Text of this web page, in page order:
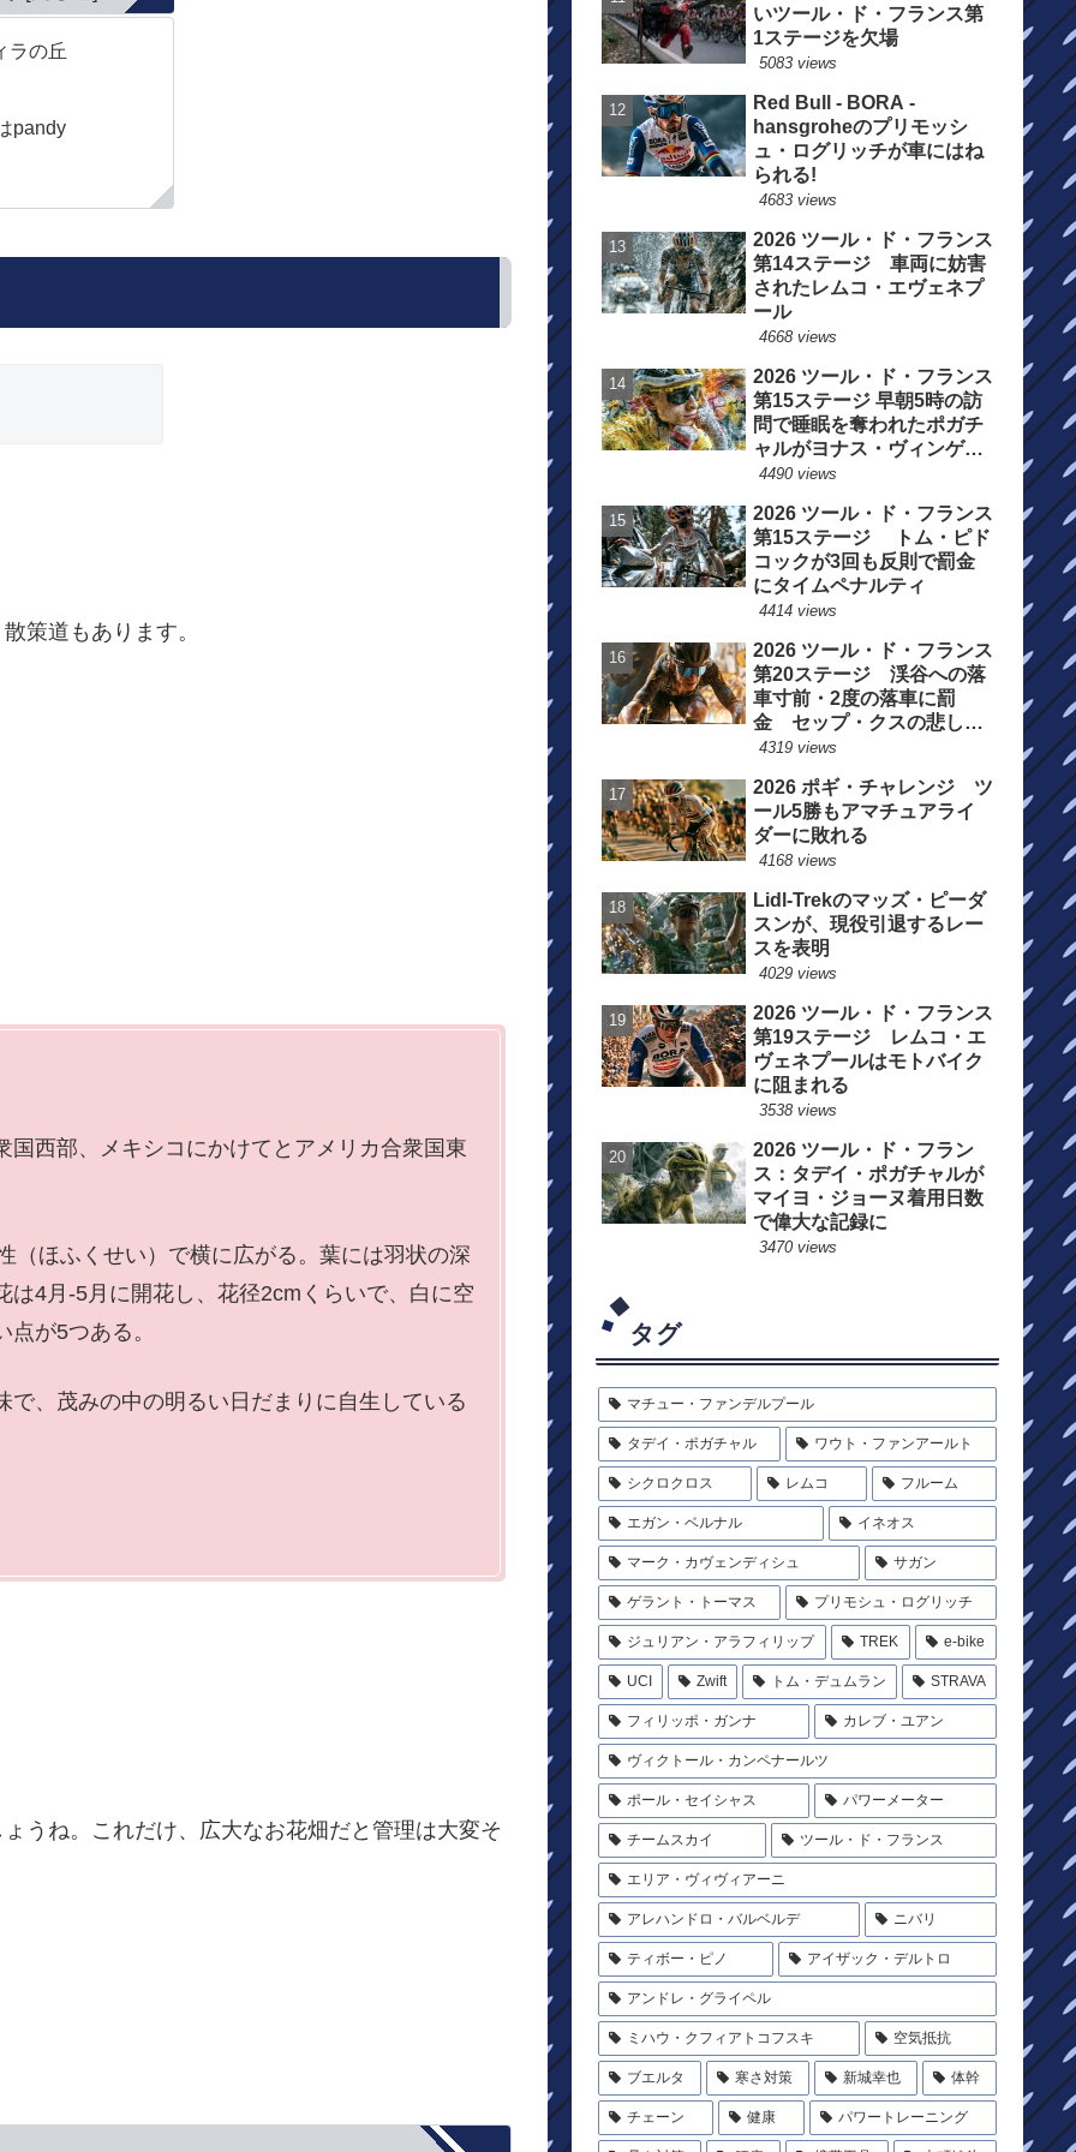
ラの丘
pandy
策道もあります。
西部、メキシコにかけてとアメリカ合衆国東
（ほふくせい）で横に広がる。葉には羽状の深
4月-5月に開花し、花径2cmくらいで、白に空
が5つある。
で、茂みの中の明るい日だまりに自生している
うね。これだけ、広大なお花畑だと管理は大変そ
いツール・ド・フランス第
1ステージを欠場
5083 views
Red Bull - BORA -
hansgroheのプリモッシ
ュ・ログリッチが車にはね
られる!
4683 views
2026 ツール・ド・フランス
第14ステージ 車両に妨害
されたレムコ・エヴェネプ
ール
4668 views
2026 ツール・ド・フランス
第15ステージ 早朝5時の訪
問で睡眠を奪われたポガチ
ャルがヨナス・ヴィンゲゴ
ーの離脱を惜しむ
4490 views
2026 ツール・ド・フランス
第15ステージ トム・ピド
コックが3回も反則で罰金
にタイムペナルティ
4414 views
2026 ツール・ド・フランス
第20ステージ 渓谷への落
車寸前・2度の落車に罰
金 セップ・クスの悲しい
一日
4319 views
2026 ポギ・チャレンジ ツ
ール5勝もアマチュアライ
ダーに敗れる
4168 views
Lidl-Trekのマッズ・ピーダ
スンが、現役引退するレー
スを表明
4029 views
2026 ツール・ド・フランス
第19ステージ レムコ・エ
ヴェネプールはモトバイク
に阻まれる
3538 views
2026 ツール・ド・フラン
ス：タデイ・ポガチャルが
マイヨ・ジョーヌ着用日数
で偉大な記録に
3470 views
タグ
マチュー・ファンデルプール
タデイ・ポガチャル ワウト・ファンアールト
シクロクロス レムコ フルーム
エガン・ベルナル イネオス
マーク・カヴェンディシュ サガン
ゲラント・トーマス プリモシュ・ログリッチ
ジュリアン・アラフィリップ TREK e-bike
UCI Zwift トム・デュムラン STRAVA
フィリッポ・ガンナ カレブ・ユアン
ヴィクトール・カンペナールツ
ポール・セイシャス パワーメーター
チームスカイ ツール・ド・フランス
エリア・ヴィヴィアーニ
アレハンドロ・バルベルデ ニバリ
ティボー・ピノ アイザック・デルトロ
アンドレ・グライペル
ミハウ・クフィアトコフスキ 空気抵抗
ブエルタ 寒さ対策 新城幸也 体幹
チェーン 健康 パワートレーニング